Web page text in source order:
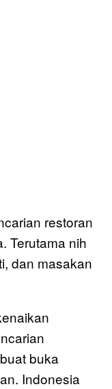
restoran
Terutama nih
dan masakan
buka
Indonesia